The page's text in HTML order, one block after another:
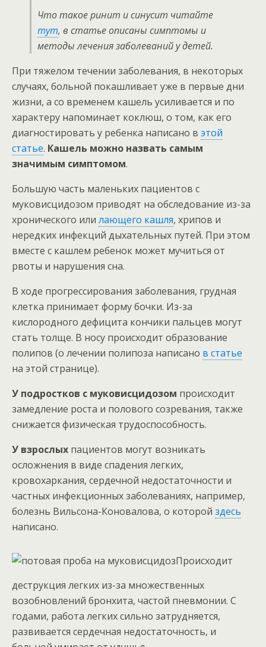
Что такое ринит и синусит читайте
тут, в статье описаны симптомы и
методы лечения заболеваний у детей.
При тяжелом течении заболевания, в некоторых
случаях, больной покашливает уже в первые дни
жизни, а со временем кашель усиливается и по
характеру напоминает коклюш, о том, как его
диагностировать у ребенка написано в этой
статье. Кашель можно назвать самым
значимым симптомом.
Большую часть маленьких пациентов с
муковисцидозом приводят на обследование из-за
хронического или лающего кашля, хрипов и
нередких инфекций дыхательных путей. При этом
вместе с кашлем ребенок может мучиться от
рвоты и нарушения сна.
В ходе прогрессирования заболевания, грудная
клетка принимает форму бочки. Из-за
кислородного дефицита кончики пальцев могут
стать толще. В носу происходит образование
полипов (о лечении полипоза написано в статье
на этой странице).
У подростков с муковисцидозом происходит
замедление роста и полового созревания, также
снижается физическая трудоспособность.
У взрослых пациентов могут возникать
осложнения в виде спадения легких,
кровохаркания, сердечной недостаточности и
частных инфекционных заболеваниях, например,
болезнь Вильсона-Коновалова, о которой здесь
написано.
Происходит
деструкция легких из-за множественных
возобновлений бронхита, частой пневмонии. С
годами, работа легких сильно затрудняется,
развивается сердечная недостаточность, и